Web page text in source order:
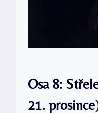
Osa 8:
21.